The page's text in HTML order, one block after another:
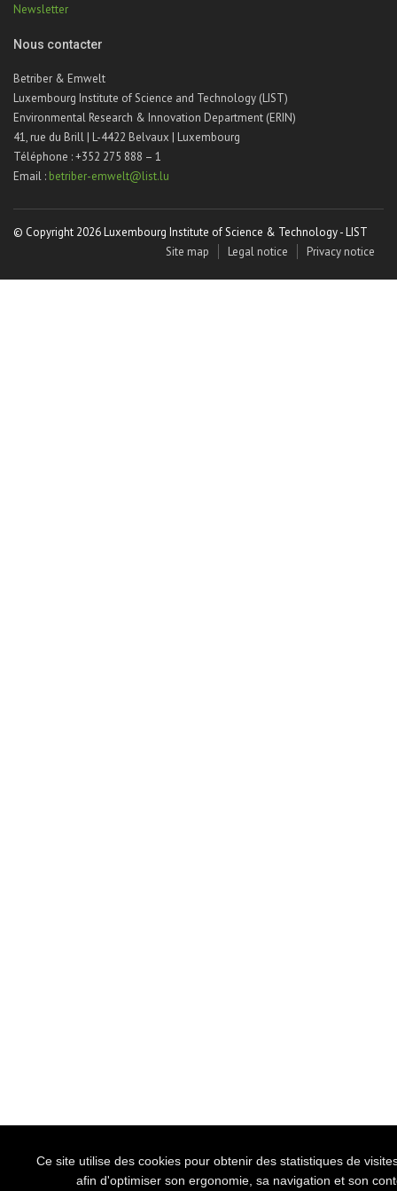
Ce site utilise des cookies pour obtenir des statistiques de
afin d'optimiser son ergonomie, sa navigation et son
Newsletter
Nous contacter
Betriber & Emwelt
Luxembourg Institute of Science and Technology (LIST)
Environmental Research & Innovation Department (ERIN)
41, rue du Brill | L-4422 Belvaux | Luxembourg
Téléphone : +352 275 888 – 1
Email : betriber-emwelt@list.lu
© Copyright 2026 Luxembourg Institute of Science & Technology - LIST
Site map
Legal notice Privacy notice